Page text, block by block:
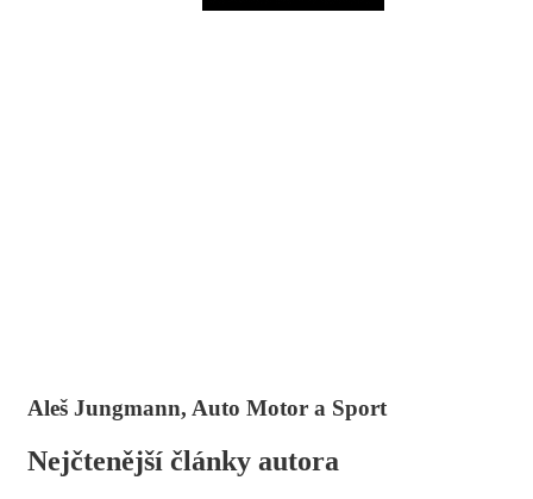
Aleš Jungmann, Auto Motor a Sport
Nejčtenější články autora